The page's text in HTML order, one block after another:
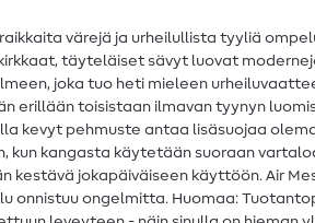
värejä ja urheilullista tyyliä
täyteläiset sävyt luovat
joka tuo heti mieleen
erillään toisistaan ilmavan tyynyn
kevyt pehmuste antaa lisäsuojaa
kun kangasta käytetään suoraan
kestävä jokapäiväiseen käyttöön. Air
onnistuu ongelmitta. Huomaa: